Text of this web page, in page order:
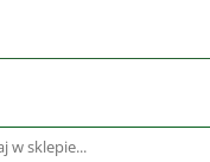
Telefony i tablety